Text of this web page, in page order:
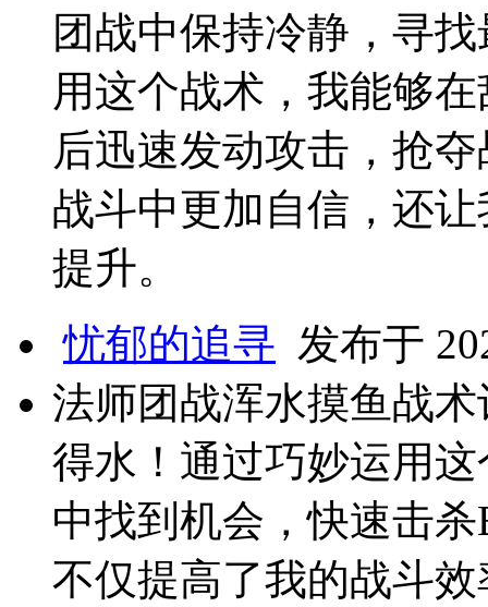
团战中保持冷静，寻
用这个战术，我能够
后迅速发动攻击，抢
战斗中更加自信，还
提升。
忧郁的追寻 发布于
法师团战浑水摸鱼战
得水！通过巧妙运用
中找到机会，快速击
不仅提高了我的战斗